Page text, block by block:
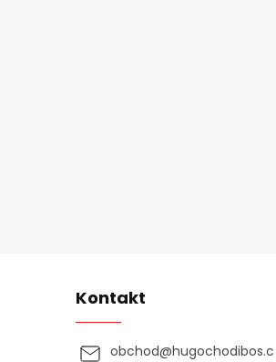
Kontakt
obchod@hugochodibos.c